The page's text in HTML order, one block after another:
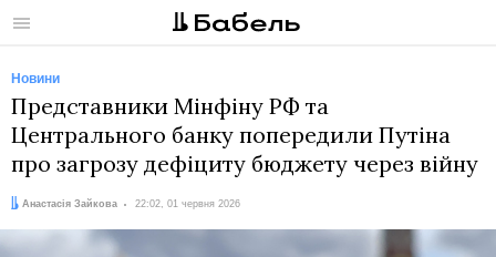
Меню
Новини
Представники Мінфіну РФ та
Центрального банку попередили Путіна
про загрозу дефіциту бюджету через війну
Автор:
Анастасія Зайкова
Дата: 22:02, 01 червня 2026